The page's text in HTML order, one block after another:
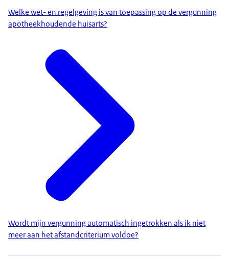
Welke wet- en regelgeving is van toepassing op de vergunning
apotheekhoudende huisarts?
Wordt mijn vergunning automatisch ingetrokken als ik niet
meer aan het afstandcriterium voldoe?